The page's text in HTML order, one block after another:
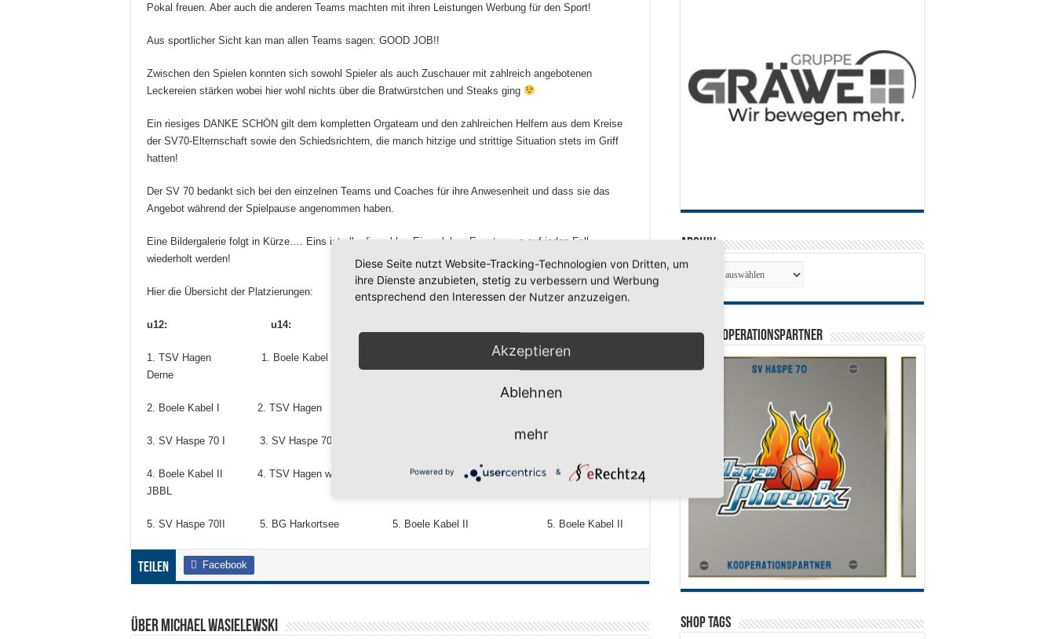
Pokal freuen. Aber auch die anderen Teams machten mit ihren Leistungen Werbung für den Sport!
Aus sportlicher Sicht kan man allen Teams sagen: GOOD JOB!!
Zwischen den Spielen konnten sich sowohl Spieler als auch Zuschauer mit zahlreich angebotenen
Leckereien stärken wobei hier wohl nichts über die Bratwürstchen und Steaks ging
Ein riesiges DANKE SCHÖN gilt dem kompletten Orgateam und den zahlreichen Helfern aus dem Kreise
der SV70-Elternschaft sowie den Schiedsrichtern, die manch hitzige und strittige Situation stets im Griff
hatten!
Der SV 70 bedankt sich bei den einzelnen Teams und Coaches für ihre Anwesenheit und dass sie das
Angebot während der Spielpause angenommen haben.
Eine Bildergalerie folgt in Kürze…. Eins ist allerdings klar: Ein solches Event muss auf jeden Fall
wiederholt werden!
Hier die Übersicht der Platzierungen:
u12: u14: u16: u18:
1. TSV Hagen 1. Boele Kabel 1. SV Dortmund-Derne 1. SV Dortmund-
Derne
2. Boele Kabel I 2. TSV Hagen 2. Boele Kabel I 2. Boele Kabel I
3. SV Haspe 70 I 3. SV Haspe 70 3. SV Haspe 70 3. SV Haspe 70
4. Boele Kabel II 4. TSV Hagen w 4. Noma Iserlohn 4. Phoenix Hagen
JBBL
5. SV Haspe 70II 5. BG Harkortsee 5. Boele Kabel II 5. Boele Kabel II
Teilen Facebook
Über Michael Wasielewski
Archiv
SV 70 Kooperationspartner
Shop Tags
Diese Seite nutzt Website-Tracking-Technologien von Dritten, um
ihre Dienste anzubieten, stetig zu verbessern und Werbung
entsprechend den Interessen der Nutzer anzuzeigen.
Akzeptieren
Ablehnen
mehr
Powered by &